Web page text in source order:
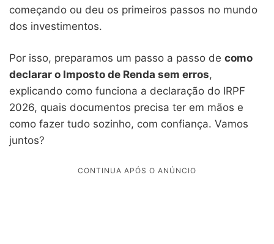
começando ou deu os primeiros passos no mundo
dos investimentos.
Por isso, preparamos um passo a passo de como
declarar o Imposto de Renda sem erros,
explicando como funciona a declaração do IRPF
2026, quais documentos precisa ter em mãos e
como fazer tudo sozinho, com confiança. Vamos
juntos?